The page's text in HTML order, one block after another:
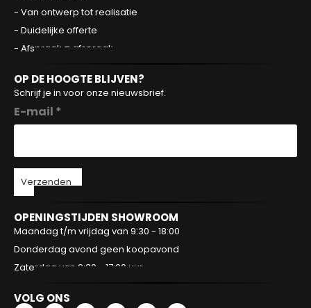
- Van ontwerp tot realisatie
- Duidelijke offerte
- Afspraak = afspraak
OP DE HOOGTE BLIJVEN?
Schrijf je in voor onze nieuwsbrief.
E-mail *
Verzenden
OPENINGSTIJDEN SHOWROOM
Maandag t/m vrijdag van 9:30 - 18:00
Donderdag avond geen koopavond
Zaterdag van 9:30 - 17:00 uur
VOLG ONS